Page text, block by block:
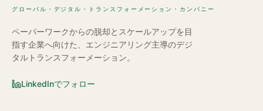
グローバル・デジタル・トランスフォーメーション・カンパニー
ペーパーワークからの脱却とスケールアップを目
指す企業へ向けた、エンジニアリング主導のデジ
タルトランスフォーメーション。
LinkedInでフォロー